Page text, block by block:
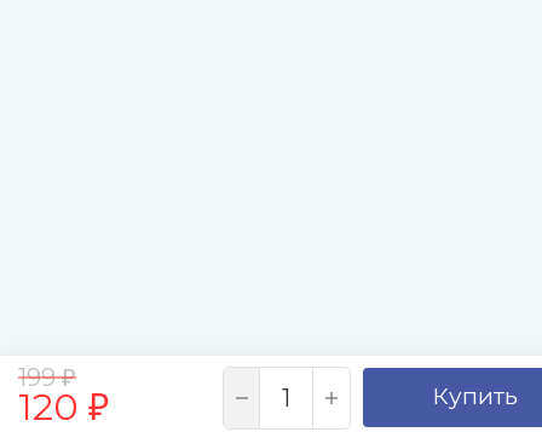
120 ₽
199₽
Купить